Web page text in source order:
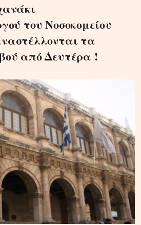
του Νοσοκομείου
τα
από Δευτέρα !